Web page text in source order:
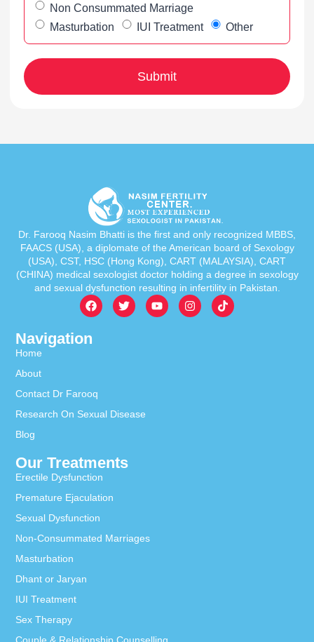
Non Consummated Marriage
Masturbation
IUI Treatment Other
Dr. Farooq Nasim Bhatti is the first and only recognized MBBS,
FAACS (USA), a diplomate of the American board of Sexology
(USA), CST, HSC (Hong Kong), CART (MALAYSIA), CART
(CHINA) medical sexologist doctor holding a degree in sexology
and sexual dysfunction resulting in infertility in Pakistan.
Navigation
Home
About
Contact Dr Farooq
Research On Sexual Disease
Blog
Our Treatments
Erectile Dysfunction
Premature Ejaculation
Sexual Dysfunction
Non-Consummated Marriages
Masturbation
Dhant or Jaryan
IUI Treatment
Sex Therapy